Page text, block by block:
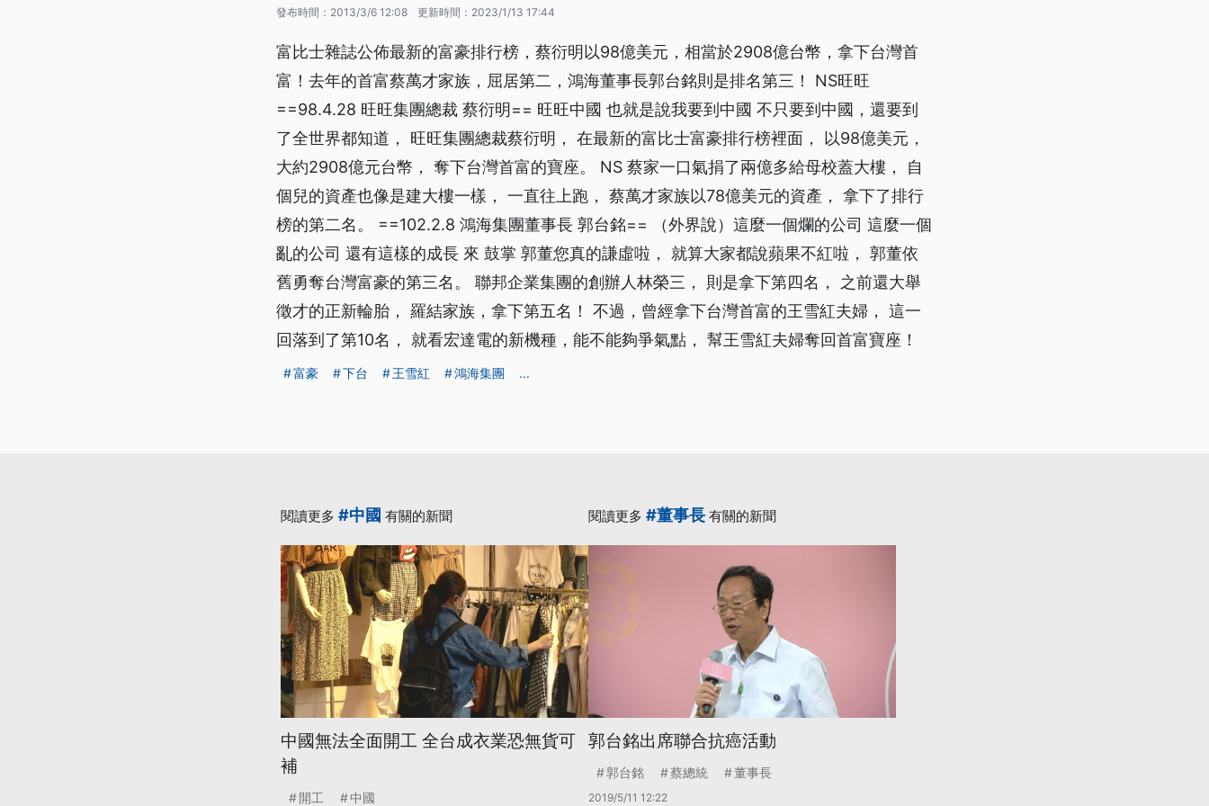
發布時間： 2013/3/6 12:08 更新時間： 2023/1/13 17:44
富比士雜誌公佈最新的富豪排行榜，蔡衍明以98億美元，相當於2908億台幣，拿下台灣首
富！去年的首富蔡萬才家族，屈居第二，鴻海董事長郭台銘則是排名第三！ NS旺旺
==98.4.28 旺旺集團總裁 蔡衍明== 旺旺中國 也就是說我要到中國 不只要到中國，還要到
了全世界都知道， 旺旺集團總裁蔡衍明， 在最新的富比士富豪排行榜裡面， 以98億美元，
大約2908億元台幣， 奪下台灣首富的寶座。 NS 蔡家一口氣捐了兩億多給母校蓋大樓， 自
個兒的資產也像是建大樓一樣， 一直往上跑， 蔡萬才家族以78億美元的資產， 拿下了排行
榜的第二名。 ==102.2.8 鴻海集團董事長 郭台銘== （外界說）這麼一個爛的公司 這麼一個
亂的公司 還有這樣的成長 來 鼓掌 郭董您真的謙虛啦， 就算大家都說蘋果不紅啦， 郭董依
舊勇奪台灣富豪的第三名。 聯邦企業集團的創辦人林榮三， 則是拿下第四名， 之前還大舉
徵才的正新輪胎， 羅結家族，拿下第五名！ 不過，曾經拿下台灣首富的王雪紅夫婦， 這一
回落到了第10名， 就看宏達電的新機種，能不能夠爭氣點， 幫王雪紅夫婦奪回首富寶座！
富豪 下台 王雪紅 鴻海集團 ...
閱讀更多 #中國 有關的新聞
中國無法全面開工 全台成衣業恐無貨可
補
開工 中國
閱讀更多 #董事長 有關的新聞
郭台銘出席聯合抗癌活動
郭台銘 蔡總統 董事長
2019/5/11 12:22